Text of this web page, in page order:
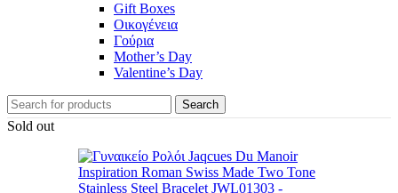
Gift Boxes
Οικογένεια
Γούρια
Mother’s Day
Valentine’s Day
Search
Sold out